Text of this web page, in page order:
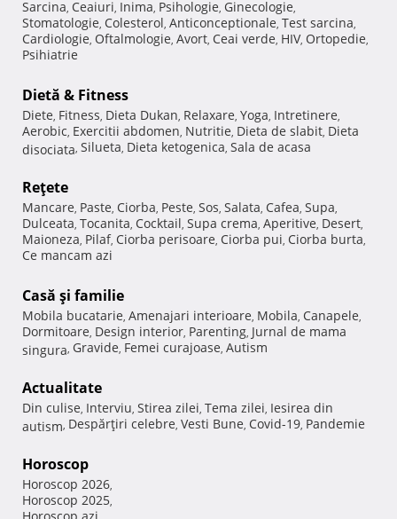
Sarcina, Ceaiuri, Inima, Psihologie, Ginecologie,
Stomatologie, Colesterol, Anticonceptionale, Test sarcina,
Cardiologie, Oftalmologie, Avort, Ceai verde, HIV, Ortopedie,
Psihiatrie
Dietă & Fitness
Diete, Fitness, Dieta Dukan, Relaxare, Yoga, Intretinere,
Aerobic, Exercitii abdomen, Nutritie, Dieta de slabit, Dieta
disociata, Silueta, Dieta ketogenica, Sala de acasa
Reţete
Mancare, Paste, Ciorba, Peste, Sos, Salata, Cafea, Supa,
Dulceata, Tocanita, Cocktail, Supa crema, Aperitive, Desert,
Maioneza, Pilaf, Ciorba perisoare, Ciorba pui, Ciorba burta,
Ce mancam azi
Casă şi familie
Mobila bucatarie, Amenajari interioare, Mobila, Canapele,
Dormitoare, Design interior, Parenting, Jurnal de mama
singura, Gravide, Femei curajoase, Autism
Actualitate
Din culise, Interviu, Stirea zilei, Tema zilei, Iesirea din
autism, Despărţiri celebre, Vesti Bune, Covid-19, Pandemie
Horoscop
Horoscop 2026,
Horoscop 2025,